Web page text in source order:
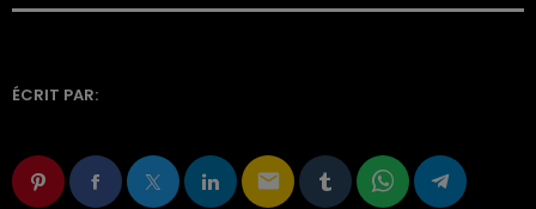
ÉCRIT PAR:
email